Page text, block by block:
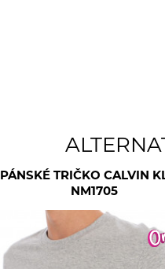
PÁNSKÉ TRIČKO CALVIN
NM1705